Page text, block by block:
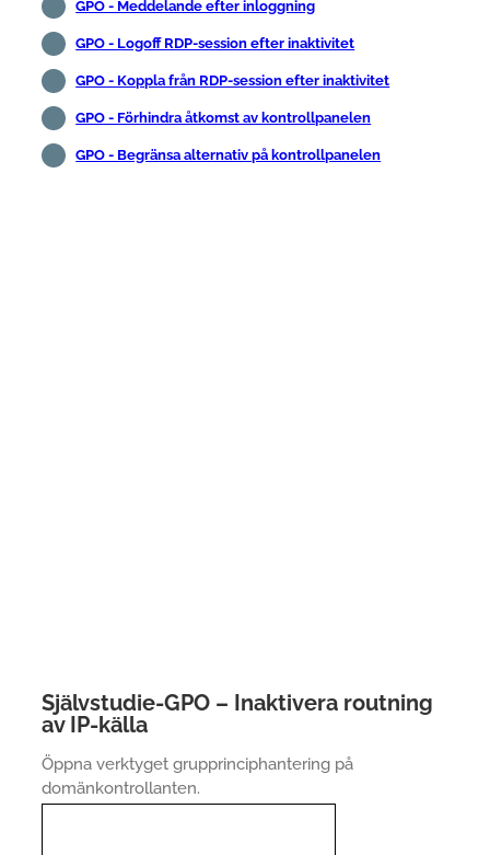
GPO - Meddelande efter inloggning
GPO - Logoff RDP-session efter inaktivitet
GPO - Koppla från RDP-session efter inaktivitet
GPO - Förhindra åtkomst av kontrollpanelen
GPO - Begränsa alternativ på kontrollpanelen
Självstudie-GPO – Inaktivera routning
av IP-källa
Öppna verktyget grupprinciphantering på
domänkontrollanten.